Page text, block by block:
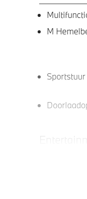
M
Sportstuur